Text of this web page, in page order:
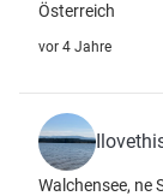
Österreich
vor 4 Jahre
Walchensee, ne